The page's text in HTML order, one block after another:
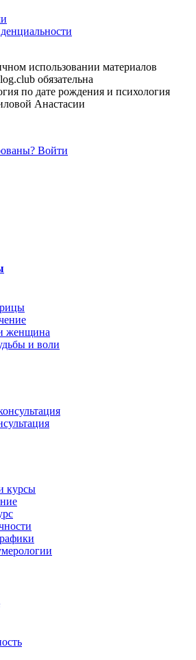
использовании материалов
обязательна
по дате рождения и психология
Анастасии
Войти
женщина
и воли
курсы